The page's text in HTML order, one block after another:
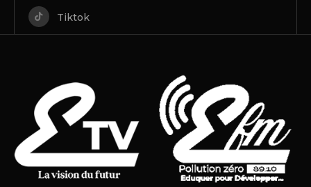
Tiktok